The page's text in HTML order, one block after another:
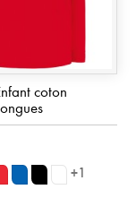
coton
RougeRoyalNoir
blanc
+1